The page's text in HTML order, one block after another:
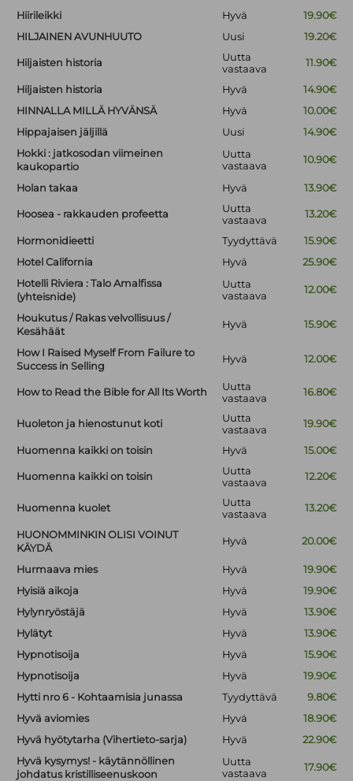
Hiirileikki Hyvä
19.90€
HILJAINEN AVUNHUUTO
Uusi 19.20€
Hiljaisten historia
Uutta
vastaava
11.90€
Hiljaisten historia Hyvä
14.90€
HINNALLA MILLÄ HYVÄNSÄ
Hyvä
10.00€
Hippajaisen jäljillä
Uusi
14.90€
Hokki : jatkosodan viimeinen
kaukopartio
Uutta
vastaava
10.90€
Holan takaa Hyvä 13.90€
Hoosea - rakkauden profeetta
Uutta
vastaava
13.20€
Hormonidieetti Tyydyttävä
15.90€
Hotel California
Hyvä
25.90€
Hotelli Riviera : Talo Amalfissa
(yhteisnide)
Uutta
vastaava
12.00€
Houkutus / Rakas velvollisuus /
Kesähäät
Hyvä 15.90€
How I Raised Myself From Failure to
Success in Selling
Hyvä 12.00€
How to Read the Bible for All Its Worth
Uutta
vastaava
16.80€
Huoleton ja hienostunut koti
Uutta
vastaava
19.90€
Huomenna kaikki on toisin Hyvä 15.00€
Huomenna kaikki on toisin
Uutta
vastaava
12.20€
Huomenna kuolet
Uutta
vastaava
13.20€
HUONOMMINKIN OLISI VOINUT
KÄYDÄ
Hyvä 20.00€
Hurmaava mies Hyvä
19.90€
Hyisiä aikoja
Hyvä
19.90€
Hylynryöstäjä
Hyvä
13.90€
Hylätyt
Hyvä
13.90€
Hypnotisoija
Hyvä
15.90€
Hypnotisoija
Hyvä
19.90€
Hytti nro 6 - Kohtaamisia junassa
Tyydyttävä
9.80€
Hyvä aviomies
Hyvä
18.90€
Hyvä hyötytarha (Vihertieto-sarja)
Hyvä
22.90€
Hyvä kysymys! - käytännöllinen
johdatus kristilliseenuskoon
Uutta
vastaava
17.90€